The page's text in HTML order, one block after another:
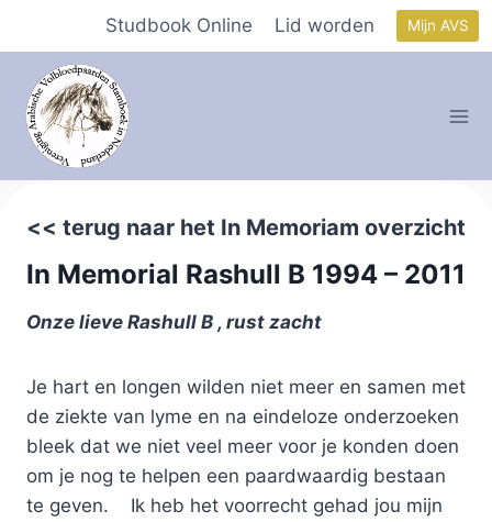
inhoud
Studbook Online Lid worden Mijn AVS
<< terug naar het In Memoriam overzicht
In Memorial Rashull B 1994 – 2011
Onze lieve Rashull B , rust zacht
Je hart en longen wilden niet meer en samen met
de ziekte van lyme en na eindeloze onderzoeken
bleek dat we niet veel meer voor je konden doen
om je nog te helpen een paardwaardig bestaan
te geven. Ik heb het voorrecht gehad jou mijn